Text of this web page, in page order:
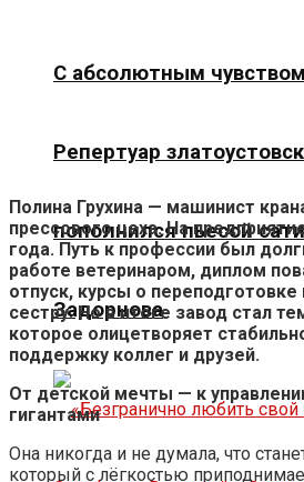
С абсолютным
Репертуар
пополнился пьесой
Задорнова
Полина Грухина — машинист
прессового цеха. На
года. Путь к профессии был
работе ветеринаром, диплом
отпуск, курсы о
сестру. Но в итоге завод стал
которое олицетворяет
поддержку коллег и друзей.
От детской мечты — к
гигантами
Она никогда и не думала, что
который с лёгкостью